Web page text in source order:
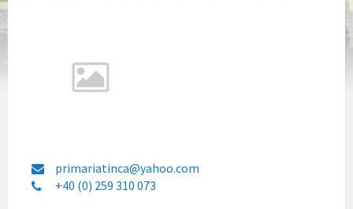
primariatinca@yahoo.com
+40 (0) 259 310 073